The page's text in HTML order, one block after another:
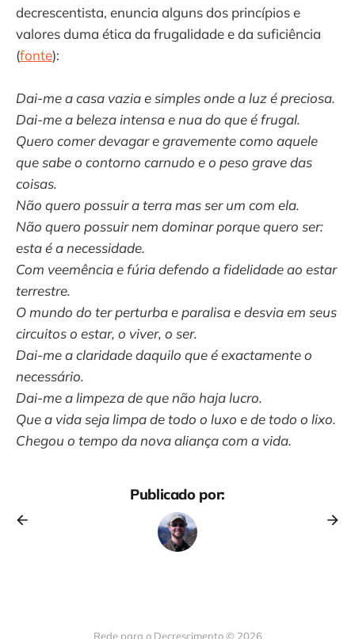
decrescentista, enuncia alguns dos princípios e
valores duma ética da frugalidade e da suficiência
(fonte):
Dai-me a casa vazia e simples onde a luz é preciosa.
Dai-me a beleza intensa e nua do que é frugal.
Quero comer devagar e gravemente como aquele
que sabe o contorno carnudo e o peso grave das
coisas.
Não quero possuir a terra mas ser um com ela.
Não quero possuir nem dominar porque quero ser:
esta é a necessidade.
Com veemência e fúria defendo a fidelidade ao estar
terrestre.
O mundo do ter perturba e paralisa e desvia em seus
circuitos o estar, o viver, o ser.
Dai-me a claridade daquilo que é exactamente o
necessário.
Dai-me a limpeza de que não haja lucro.
Que a vida seja limpa de todo o luxo e de todo o lixo.
Chegou o tempo da nova aliança com a vida.
Publicado por:
Rede para o Decrescimento © 2026